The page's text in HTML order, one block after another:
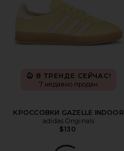
В ТРЕНДЕ СЕЙЧАС!
7 недавно продан
КРОССОВКИ GAZELLE INDOOR
adidas Originals
$130